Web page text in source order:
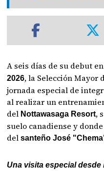
A seis días de su debut
2026, la Selección Mayor
jornada especial de
al realizar un
del Nottawasaga Resort,
suelo canadiense y
del santeño José
Una visita especial desde